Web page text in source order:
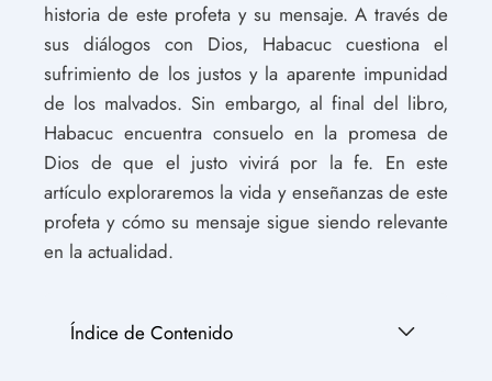
historia de este profeta y su mensaje. A través de
sus diálogos con Dios, Habacuc cuestiona el
sufrimiento de los justos y la aparente impunidad
de los malvados. Sin embargo, al final del libro,
Habacuc encuentra consuelo en la promesa de
Dios de que el justo vivirá por la fe. En este
artículo exploraremos la vida y enseñanzas de este
profeta y cómo su mensaje sigue siendo relevante
en la actualidad.
Índice de Contenido